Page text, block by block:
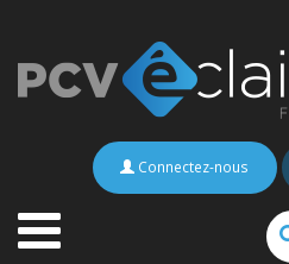
Connectez-nous